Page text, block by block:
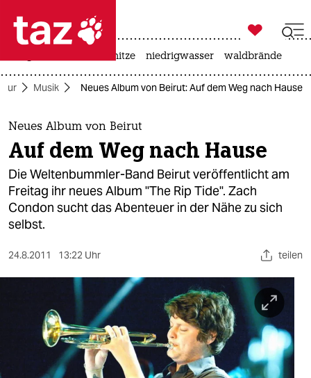
 taz zahl ich
taz zahl ich
themen
politik
öko
gesellschaft
kultur
sport
berlin

taz zahl ich
hitze niedrigwasser waldbrände
Musik Neues Album von Beirut: Auf dem Weg nach Hause
Neues Album von Beirut
Auf dem Weg nach Hause
Die Weltenbummler-Band Beirut veröffentlicht am
Freitag ihr neues Album "The Rip Tide". Zach
Condon sucht das Abenteuer in der Nähe zu sich
selbst.
24.8.2011 13:22 Uhr teilen